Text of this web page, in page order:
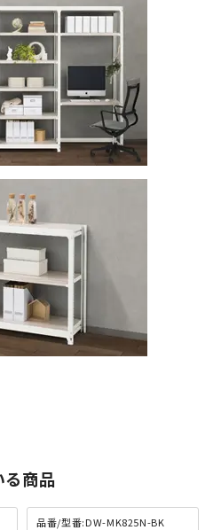
る商品
品番/型番:DW-MK825N-BK